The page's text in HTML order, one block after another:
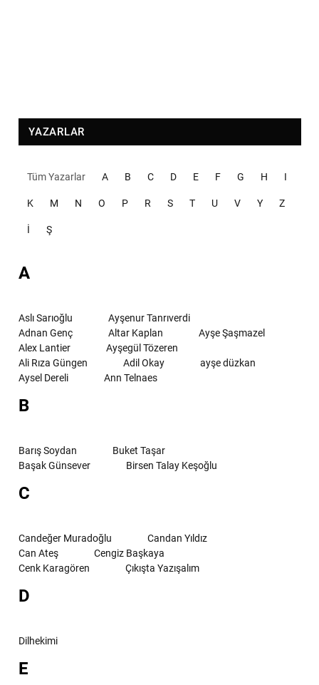
YAZARLAR
Tüm Yazarlar A B C D E F G H I
K M N O P R S T U V Y Z
İ Ş
A
Aslı Sarıoğlu
Ayşenur Tanrıverdi
Adnan Genç
Altar Kaplan
Ayşe Şaşmazel
Alex Lantier
Ayşegül Tözeren
Ali Rıza Güngen
Adil Okay
ayşe düzkan
Aysel Dereli
Ann Telnaes
B
Barış Soydan
Buket Taşar
Başak Günsever
Birsen Talay Keşoğlu
C
Candeğer Muradoğlu
Candan Yıldız
Can Ateş
Cengiz Başkaya
Cenk Karagören
Çıkışta Yazışalım
D
Dilhekimi
E